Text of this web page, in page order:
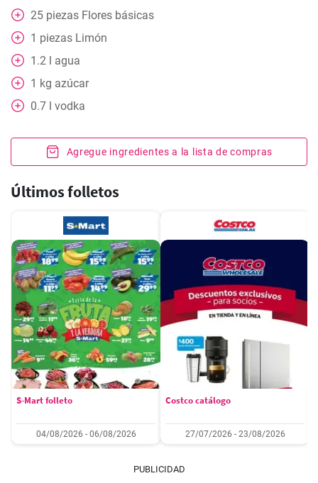
25 piezas Flores básicas
1 piezas Limón
1.2 l agua
1 kg azúcar
0.7 l vodka
Agregue ingredientes a la lista de compras
Últimos folletos
S-Mart folleto
04/08/2026 - 06/08/2026
Costco catálogo
27/07/2026 - 23/08/2026
PUBLICIDAD